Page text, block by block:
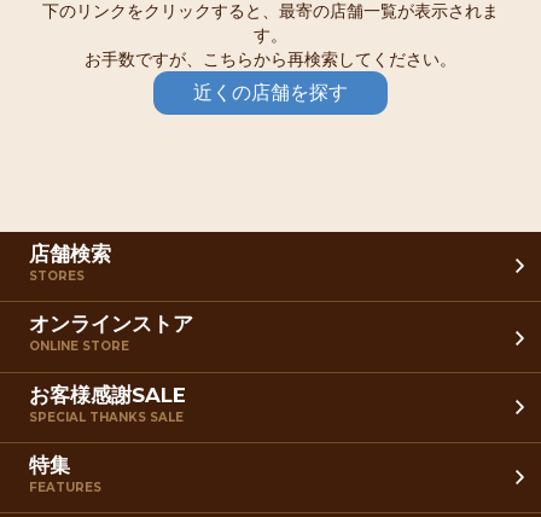
下のリンクをクリックすると、最寄の店舗一覧が表示されま
す。
お手数ですが、こちらから再検索してください。
近くの店舗を探す
店舗検索
STORES
オンラインストア
ONLINE STORE
お客様感謝SALE
SPECIAL THANKS SALE
特集
FEATURES